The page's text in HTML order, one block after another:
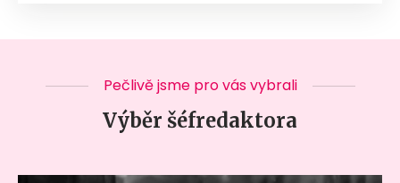
Pečlivě jsme pro vás vybrali
Výběr šéfredaktora